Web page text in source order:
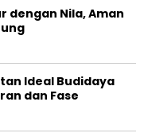
dengan Nila, Aman
Ideal Budidaya
dan Fase